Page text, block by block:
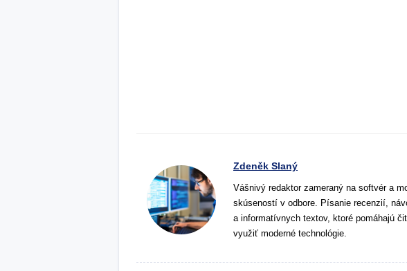
Zdeněk Slaný
Vášnivý redaktor zameraný na softvér a
skúseností v odbore. Písanie recenzií,
a informatívnych textov, ktoré pomáhajú
využiť moderné technológie.